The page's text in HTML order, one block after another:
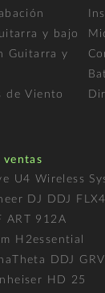
y bajo
Guitarra y
de Viento
ventas
U4 Wireless
DJ DDJ FLX4
ART 912A
H2essential
DDJ
HD 25